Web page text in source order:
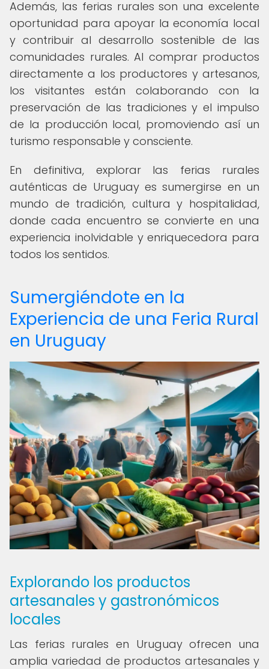
Además, las ferias rurales son una excelente
oportunidad para apoyar la economía local
y contribuir al desarrollo sostenible de las
comunidades rurales. Al comprar productos
directamente a los productores y artesanos,
los visitantes están colaborando con la
preservación de las tradiciones y el impulso
de la producción local, promoviendo así un
turismo responsable y consciente.
En definitiva, explorar las ferias rurales
auténticas de Uruguay es sumergirse en un
mundo de tradición, cultura y hospitalidad,
donde cada encuentro se convierte en una
experiencia inolvidable y enriquecedora para
todos los sentidos.
Sumergiéndote en la
Experiencia de una Feria Rural
en Uruguay
Explorando los productos
artesanales y gastronómicos
locales
Las ferias rurales en Uruguay ofrecen una
amplia variedad de productos artesanales y